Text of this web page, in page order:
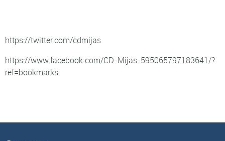
https://twitter.com/cdmijas
https://www.facebook.com/CD-Mijas-595065797183641/?
ref=bookmarks